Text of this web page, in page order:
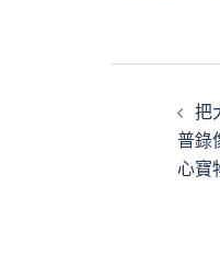
把
普錄
心寶